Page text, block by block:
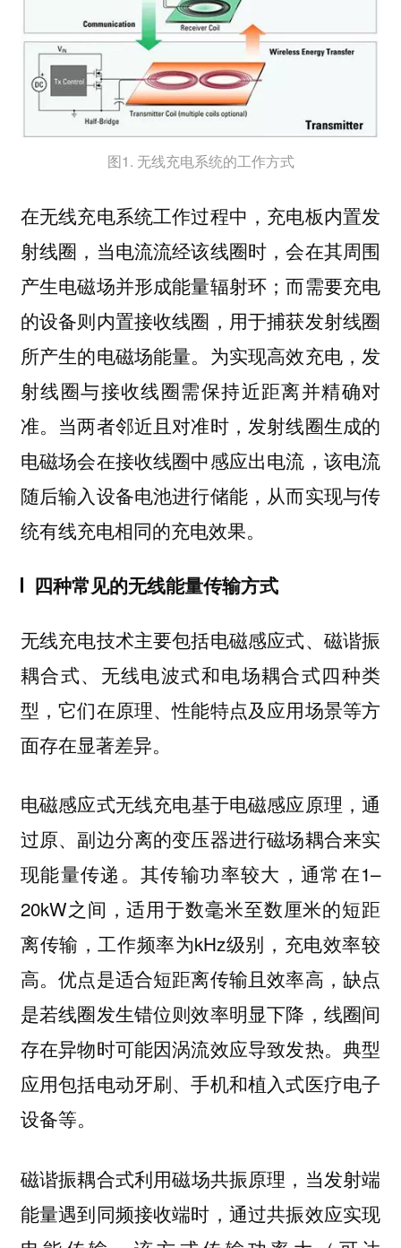
图1. 无线充电系统的工作方式
在无线充电系统工作过程中，充电板内置发
射线圈，当电流流经该线圈时，会在其周围
产生电磁场并形成能量辐射环；而需要充电
的设备则内置接收线圈，用于捕获发射线圈
所产生的电磁场能量。为实现高效充电，发
射线圈与接收线圈需保持近距离并精确对
准。当两者邻近且对准时，发射线圈生成的
电磁场会在接收线圈中感应出电流，该电流
随后输入设备电池进行储能，从而实现与传
统有线充电相同的充电效果。
四种常见的无线能量传输方式
无线充电技术主要包括电磁感应式、磁谐振
耦合式、无线电波式和电场耦合式四种类
型，它们在原理、性能特点及应用场景等方
面存在显著差异。
电磁感应式无线充电基于电磁感应原理，通
过原、副边分离的变压器进行磁场耦合来实
现能量传递。其传输功率较大，通常在1–
20kW之间，适用于数毫米至数厘米的短距
离传输，工作频率为kHz级别，充电效率较
高。优点是适合短距离传输且效率高，缺点
是若线圈发生错位则效率明显下降，线圈间
存在异物时可能因涡流效应导致发热。 典型
应用包括电动牙刷、手机和植入式医疗电子
设备等。
磁谐振耦合式利用磁场共振原理，当发射端
能量遇到同频接收端时，通过共振效应实现